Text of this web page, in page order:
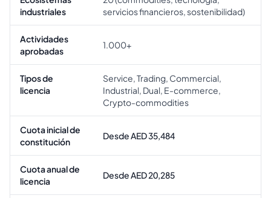
industriales
servicios financieros, sostenibilidad)
Actividades
aprobadas
1.000+
Tipos de
licencia
Service, Trading, Commercial,
Industrial, Dual, E-commerce,
Crypto-commodities
Cuota inicial de
constitución
Desde AED 35,484
Cuota anual de
licencia
Desde AED 20,285